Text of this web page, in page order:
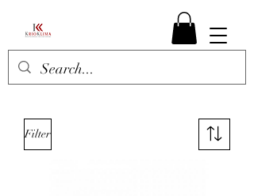
Filter